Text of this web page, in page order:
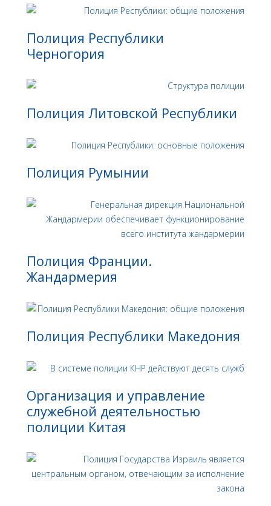
Полиция Республики
Черногория
Полиция Литовской Республики
Полиция Румынии
Полиция Франции.
Жандармерия
Полиция Республики Македония
Организация и управление
служебной деятельностью
полиции Китая